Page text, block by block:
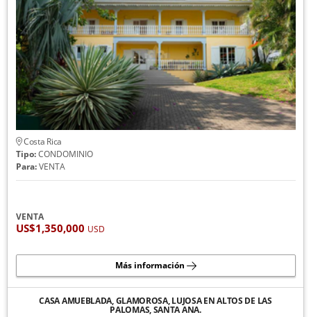
Costa Rica
Tipo:CONDOMINIO
Para:VENTA
VENTA
US$1,350,000 USD
Más información
CASA AMUEBLADA, GLAMOROSA, LUJOSA EN ALTOS DE LAS
PALOMAS, SANTA ANA.